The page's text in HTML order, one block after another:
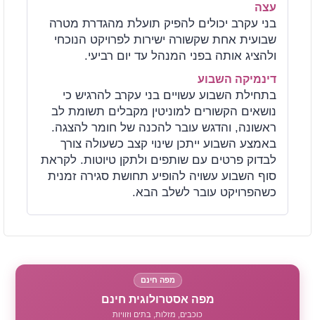
עצה
בני עקרב יכולים להפיק תועלת מהגדרת מטרה
שבועית אחת שקשורה ישירות לפרויקט הנוכחי
ולהציג אותה בפני המנהל עד יום רביעי.
דינמיקה השבוע
בתחילת השבוע עשויים בני עקרב להרגיש כי
נושאים הקשורים למוניטין מקבלים תשומת לב
ראשונה, והדגש עובר להכנה של חומר להצגה.
באמצע השבוע ייתכן שינוי קצב כשעולה צורך
לבדוק פרטים עם שותפים ולתקן טיוטות. לקראת
סוף השבוע עשויה להופיע תחושת סגירה זמנית
כשהפרויקט עובר לשלב הבא.
מפה חינם
מפה אסטרולוגית חינם
כוכבים, מזלות, בתים וזוויות